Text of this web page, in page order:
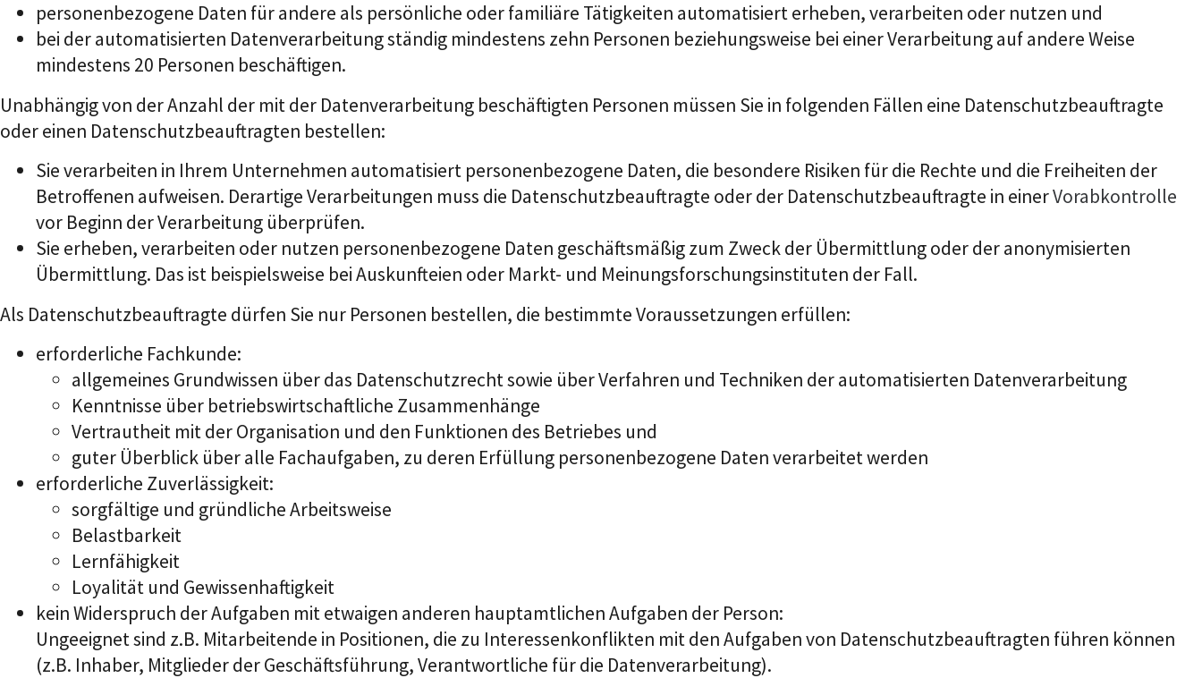
personenbezogene Daten für andere als persönliche oder familiäre Tätigkeiten automatisiert erheben, verarbeiten oder nutzen und
bei der automatisierten Datenverarbeitung ständig mindestens zehn Personen beziehungsweise bei einer Verarbeitung auf andere Weise
mindestens 20 Personen beschäftigen.
Unabhängig von der Anzahl der mit der Datenverarbeitung beschäftigten Personen müssen Sie in folgenden Fällen eine Datenschutzbeauftragte
oder einen Datenschutzbeauftragten bestellen:
Sie verarbeiten in Ihrem Unternehmen automatisiert personenbezogene Daten, die besondere Risiken für die Rechte und die Freiheiten der
Betroffenen aufweisen. Derartige Verarbeitungen muss die Datenschutzbeauftragte oder der Datenschutzbeauftragte in einerVorabkontrolle
vor Beginn der Verarbeitung überprüfen.
Sie erheben, verarbeiten oder nutzen personenbezogene Daten geschäftsmäßig zum Zweck der Übermittlung oder der anonymisierten
Übermittlung. Das ist beispielsweise bei Auskunfteien oder Markt- und Meinungsforschungsinstituten der Fall.
Als Datenschutzbeauftragte dürfen Sie nur Personen bestellen, die bestimmte Voraussetzungen erfüllen:
erforderliche Fachkunde:
allgemeines Grundwissen über das Datenschutzrecht sowie über Verfahren und Techniken der automatisierten Datenverarbeitung
Kenntnisse über betriebswirtschaftliche Zusammenhänge
Vertrautheit mit der Organisation und den Funktionen des Betriebes und
guter Überblick über alle Fachaufgaben, zu deren Erfüllung personenbezogene Daten verarbeitet werden
erforderliche Zuverlässigkeit:
sorgfältige und gründliche Arbeitsweise
Belastbarkeit
Lernfähigkeit
Loyalität und Gewissenhaftigkeit
kein Widerspruch der Aufgaben mit etwaigen anderen hauptamtlichen Aufgaben der Person:
Ungeeignet sind z.B. Mitarbeitende in Positionen, die zu Interessenkonflikten mit den Aufgaben von Datenschutzbeauftragten führen können
(z.B. Inhaber, Mitglieder der Geschäftsführung, Verantwortliche für die Datenverarbeitung).